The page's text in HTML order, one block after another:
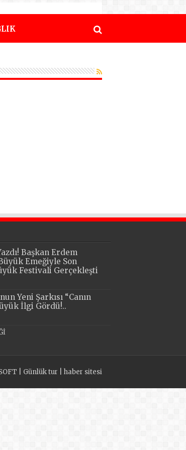
Başkan Erdem
Emeğiyle Son
Festivali Gerçekleşti
Yeni Şarkısı “Canın
İlgi Gördü!..
Günlük tur haber sitesi